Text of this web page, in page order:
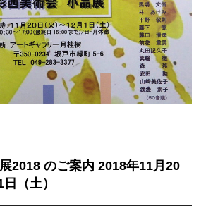
2018 のご案内 2018年11月20
（土）